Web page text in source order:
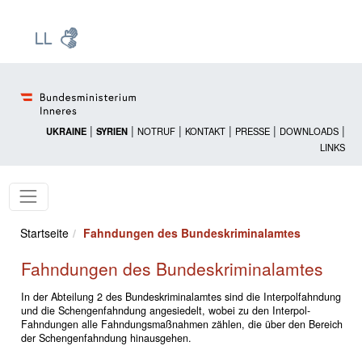
UKRAINE | SYRIEN | NOTRUF | KONTAKT | PRESSE | DOWNLOADS |
LINKS
Startseite Fahndungen des Bundeskriminalamtes
Fahndungen des Bundeskriminalamtes
In der Abteilung 2 des Bundeskriminalamtes sind die Interpolfahndung
und die Schengenfahndung angesiedelt, wobei zu den Interpol-
Fahndungen alle Fahndungsmaßnahmen zählen, die über den Bereich
der Schengenfahndung hinausgehen.